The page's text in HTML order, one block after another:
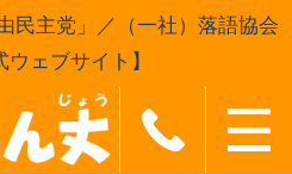
民主党」／（一社）落語協会
ェブサイト】